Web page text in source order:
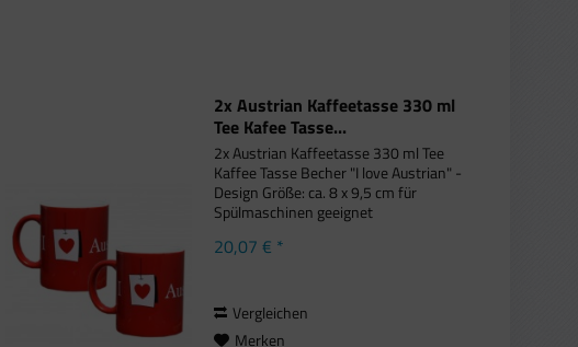
2x Austrian Kaffeetasse 330 ml
Tee Kafee Tasse...
2x Austrian Kaffeetasse 330 ml Tee
Kaffee Tasse Becher "I love Austrian" -
Design Größe: ca. 8 x 9,5 cm für
Spülmaschinen geeignet
20,07 € *
Vergleichen
Merken